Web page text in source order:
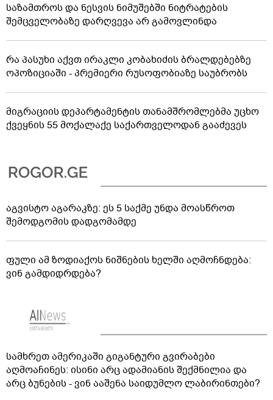
საზამთროს და ნესვის ნიმუშებში ნიტრატების
შემცველობაზე დარღვევა არ გამოვლინდა
რა პასუხი აქვთ ირაკლი კობახიძის ბრალდებებზე
ოპოზიციაში - პრემიერი რუსოფობიაზე საუბრობს
მიგრაციის დეპარტამენტის თანამშრომლებმა უცხო
ქვეყნის 55 მოქალაქე საქართველოდან გააძევეს
აგვისტო აგარაკზე: ეს 5 საქმე უნდა მოასწროთ
შემოდგომის დადგომამდე
ფული ამ ზოდიაქოს ნიშნების ხელში აღმოჩნდება:
ვინ გამდიდრდება?
სამხრეთ ამერიკაში გიგანტური გვირაბები
აღმოაჩინეს: ისინი არც ადამიანის შექმნილია და
არც ბუნების - ვინ ააშენა საიდუმლო ლაბირინთები?